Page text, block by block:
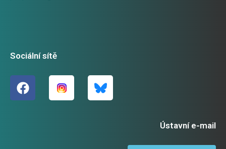
Sociální sítě
Ústavní e-mail